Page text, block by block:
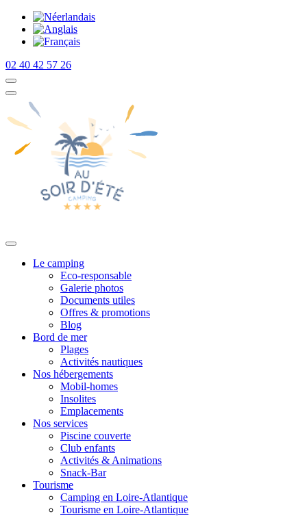
02 40 42 57 26
Le camping
Eco-responsable
Galerie photos
Documents utiles
Offres & promotions
Blog
Bord de mer
Plages
Activités nautiques
Nos hébergements
Mobil-homes
Insolites
Emplacements
Nos services
Piscine couverte
Club enfants
Activités & Animations
Snack-Bar
Tourisme
Camping en Loire-Atlantique
Tourisme en Loire-Atlantique